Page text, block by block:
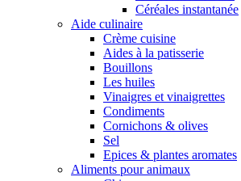
Céréales instantanée
Aide culinaire
Crème cuisine
Aides à la patisserie
Bouillons
Les huiles
Vinaigres et vinaigrettes
Condiments
Cornichons & olives
Sel
Epices & plantes aromates
Aliments pour animaux